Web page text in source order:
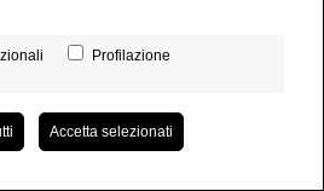
Profilazione
Accetta selezionati